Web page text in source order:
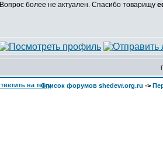
Вопрос более не актуален. Спасибо товарищу
Список форумов shedevr.org.ru ->